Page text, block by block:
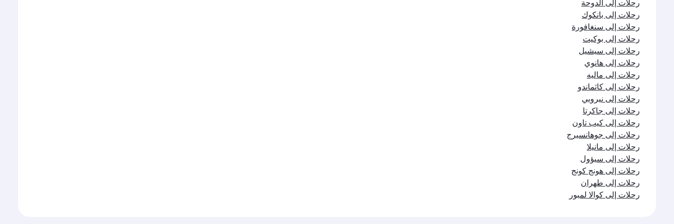
رحلات إلى الدوحة
رحلات إلى بانكوك
رحلات إلى سنغافورة
رحلات إلى بوكيت
رحلات إلى سيشيل
رحلات إلى هانوي
رحلات إلى ماليه
رحلات إلى كاثماندو
رحلات إلى نيروبي
رحلات إلى جاكرتا
رحلات إلى كيب تاون
رحلات إلى جوهانسبرج
رحلات إلى مانيلا
رحلات إلى سيؤول
رحلات إلى هونج كونج
رحلات إلى طهران
رحلات إلى كوالا لمبور